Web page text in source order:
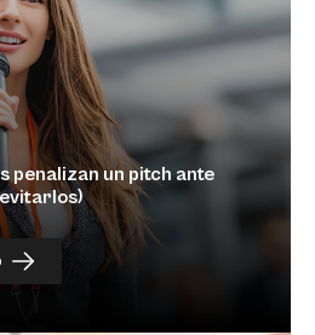
penalizan un pitch ante